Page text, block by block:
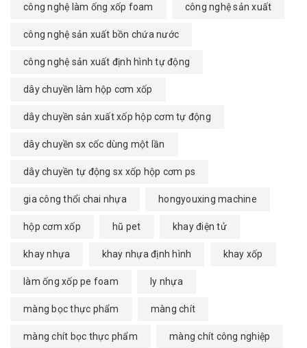
công nghệ làm ống xốp foam công nghệ sản xuất
công nghệ sản xuất bồn chứa nước
công nghệ sản xuất định hình tự động
dây chuyền làm hộp cơm xốp
dây chuyền sản xuất xốp hộp cơm tự động
dây chuyền sx cốc dùng một lần
dây chuyền tự động sx xốp hộp cơm ps
gia công thổi chai nhựa hongyouxing machine
hộp cơm xốp hũ pet khay điện tử
khay nhựa khay nhựa định hình khay xốp
làm ống xốp pe foam ly nhựa
màng bọc thực phẩm màng chít
màng chít bọc thực phẩm màng chít công nghiệp